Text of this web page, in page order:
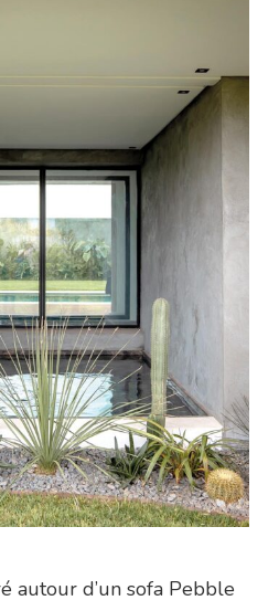
autour d’un sofa Pebble